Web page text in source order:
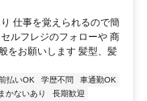
仕事を覚えられるので簡
ルフレジのフォローや 商
をお願いします 髪型、髪
払いOK 学歴不問
車通勤OK
まかないあり
長期歓迎